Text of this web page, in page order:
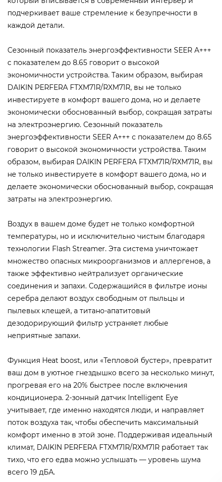
подчеркивает ваше стремление к безупречности в
каждой детали.
Сезонный показатель энергоэффективности SEER А+++
с показателем до 8.65 говорит о высокой
экономичности устройства. Таким образом, выбирая
DAIKIN PERFERA FTXM71R/RXM71R, вы не только
инвестируете в комфорт вашего дома, но и делаете
экономически обоснованный выбор, сокращая затраты
на электроэнергию. Сезонный показатель
энергоэффективности SEER А+++ с показателем до 8.65
говорит о высокой экономичности устройства. Таким
образом, выбирая DAIKIN PERFERA FTXM71R/RXM71R, вы
не только инвестируете в комфорт вашего дома, но и
делаете экономически обоснованный выбор, сокращая
затраты на электроэнергию.
Воздух в вашем доме будет не только комфортной
температуры, но и исключительно чистым благодаря
технологии Flash Streamer. Эта система уничтожает
множество опасных микроорганизмов и аллергенов, а
также эффективно нейтрализует органические
соединения и запахи. Содержащийся в фильтре ионы
серебра делают воздух свободным от пыльцы и
пылевых клещей, а титано-апатитовый
дезодорирующий фильтр устраняет любые
неприятные запахи.
Функция Heat boost, или «Тепловой бустер», превратит
ваш дом в уютное гнездышко всего за несколько минут,
прогревая его на 20% быстрее после включения
кондиционера. 2-зонный датчик Intelligent Eye
учитывает, где именно находятся люди, и направляет
поток воздуха так, чтобы обеспечить максимальный
комфорт именно в этой зоне. Поддерживая идеальный
климат, DAIKIN PERFERA FTXM71R/RXM71R работает так
тихо, что его едва можно услышать — уровень шума
всего 19 дБА.